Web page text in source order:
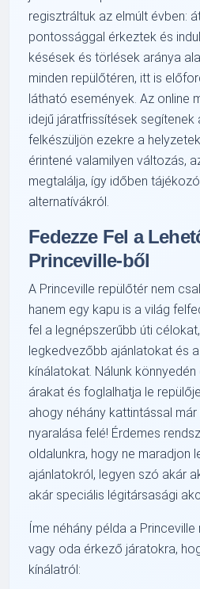
regisztráltuk az elmúlt évben:
pontossággal érkeztek és
késések és törlések aránya
minden repülőtéren, itt is
látható események. Az online
idejű járatfrissítések segítenek
felkészüljön ezekre a
érintené valamilyen változás,
megtalálja, így időben
alternatívákról.
Fedezze Fel a
Princeville-ből
A Princeville repülőtér nem
hanem egy kapu is a világ
fel a legnépszerűbb úti
legkedvezőbb ajánlatokat és
kínálatokat. Nálunk
árakat és foglalhatja le
ahogy néhány kattintással
nyaralása felé! Érdemes
oldalunkra, hogy ne maradjon
ajánlatokról, legyen szó akár
akár speciális légitársasági
Íme néhány példa a
vagy oda érkező járatokra,
kínálatról: